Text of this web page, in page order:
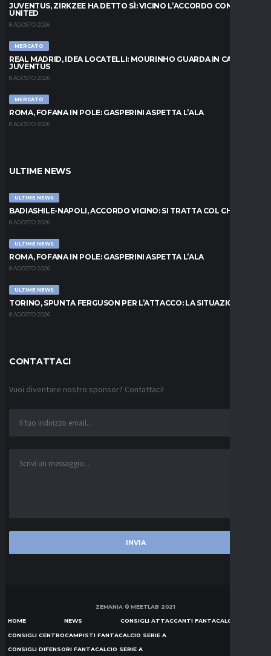
JUVENTUS, ZIRKZEE HA DETTO SÌ: VICINO L’ACCORDO CON LO
UNITED
8 AGOSTO 2026
MERCATO
REAL MADRID, IDEA LOCATELLI: MOURINHO GUARDA IN CASA
JUVENTUS
8 AGOSTO 2026
MERCATO
ROMA, FOFANA IN POLE: GASPERINI ASPETTA L’ALA
8 AGOSTO 2026
ULTIME NEWS
ULTIME NEWS
BADIASHILE-NAPOLI, ACCORDO VICINO: SI TRATTA COL CHELSEA
8 AGOSTO 2026
ULTIME NEWS
ROMA, FOFANA IN POLE: GASPERINI ASPETTA L’ALA
8 AGOSTO 2026
ULTIME NEWS
TORINO, SPUNTA FERGUSON PER L’ATTACCO: LA SITUAZIONE
8 AGOSTO 2026
CONTATTACI
Vuoi diventare nostro sponsor? Contattaci!
ZEMANIA © MEETLAB 2021
HOME NEWS CONSIGLI ATTACCANTI FANTACALCIO SERIE A
CONSIGLI CENTROCAMPISTI FANTACALCIO SERIE A
CONSIGLI DIFENSORI FANTACALCIO SERIE A